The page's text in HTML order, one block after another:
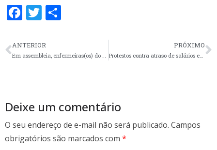
F
e
b
k
T
itt
er e
ANTERIOR
Em assembleia, enfermeiras(os) do GHC aprovam reajuste do Vale e prorrogação do Banco de Horas por 60 dias
PRÓXIMO
Protestos contra atraso de salários em Canoas
Deixe um comentário
O seu endereço de e-mail não será publicado. Campos
obrigatórios são marcados com *